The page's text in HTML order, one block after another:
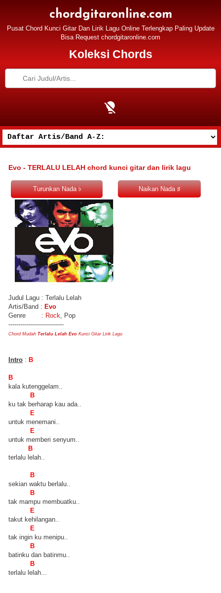
chordgitaronline.com
Pusat Chord Kunci Gitar Dan Lirik Lagu Online Terlengkap Paling Update
Bisa Request chordgitaronline.com
Koleksi Chords
Evo - TERLALU LELAH chord kunci gitar dan lirik lagu
Judul Lagu : Terlalu Lelah
Artis/Band : Evo
Genre : Rock , Pop
----------------------------
Chord Mudah Terlalu Lelah Evo Kunci Gitar Lirik Lagu
Intro : B
B
kala kutenggelam..
B
ku tak berharap kau ada..
E
untuk menemani..
E
untuk memberi senyum..
B
terlalu lelah..
B
sekian waktu berlalu..
B
tak mampu membuatku..
E
takut kehilangan..
E
tak ingin ku menipu..
B
batinku dan batinmu..
B
terlalu lelah...